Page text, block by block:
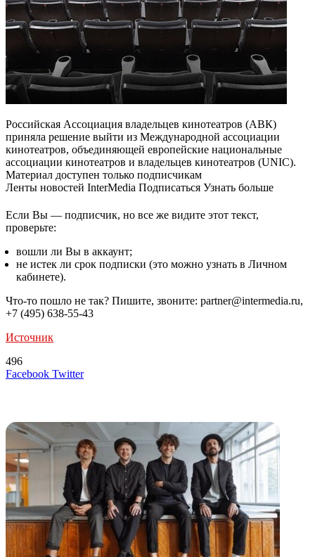
Российская Ассоциация владельцев кинотеатров (АВК)
приняла решение выйти из Международной ассоциации
кинотеатров, объединяющей европейские национальные
ассоциации кинотеатров и владельцев кинотеатров (UNIC).
Материал доступен только подписчикам
Ленты новостей InterMedia Подписаться Узнать больше
Если Вы — подписчик, но все же видите этот текст,
проверьте:
вошли ли Вы в аккаунт;
не истек ли срок подписки (это можно узнать в Личном
кабинете).
Что-то пошло не так? Пишите, звоните: partner@intermedia.ru,
+7 (495) 638-55-43
Источник
496
Facebook TwitterLinkedIn
Tumblr
Reddit
Вконтакте
Одноклассники
Skype
Messenger
Messenger
WhatsApp
Telegram
Viber
Line
Поделиться
Печатать